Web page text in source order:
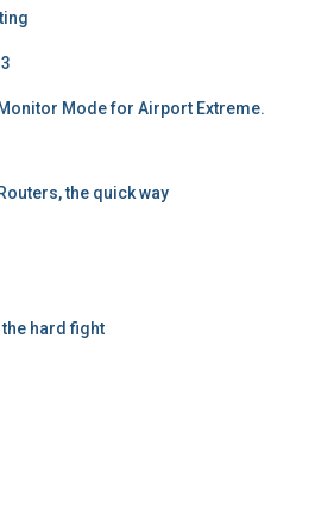
Mode for Airport Extreme.
the quick way
the hard fight